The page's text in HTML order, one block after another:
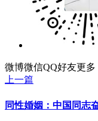
微博微信QQ好友更多
上一篇
同性婚姻：中国同志